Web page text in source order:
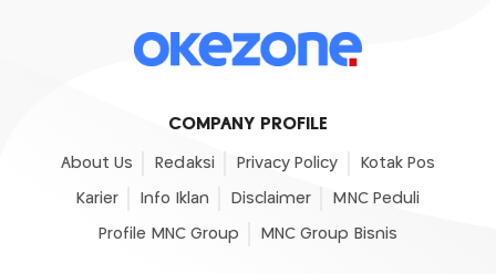
COMPANY PROFILE
About Us Redaksi Privacy Policy Kotak Pos
Karier Info Iklan Disclaimer MNC Peduli
Profile MNC Group MNC Group Bisnis